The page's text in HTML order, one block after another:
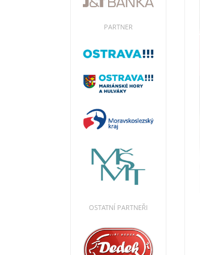
PARTNER
OSTATNÍ PARTNEŘI